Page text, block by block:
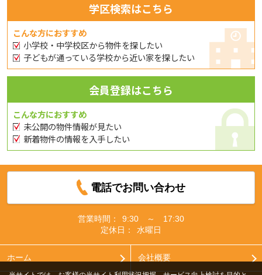
学区検索はこちら
こんな方におすすめ
小学校・中学校区から物件を探したい
子どもが通っている学校から近い家を探したい
会員登録はこちら
こんな方におすすめ
未公開の物件情報が見たい
新着物件の情報を入手したい
電話でお問い合わせ
営業時間：
9:30 ～ 17:30
定休日：
水曜日
ホーム 会社概要